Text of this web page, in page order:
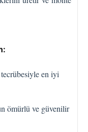
tecrübesiyle en iyi
ömürlü ve güvenilir